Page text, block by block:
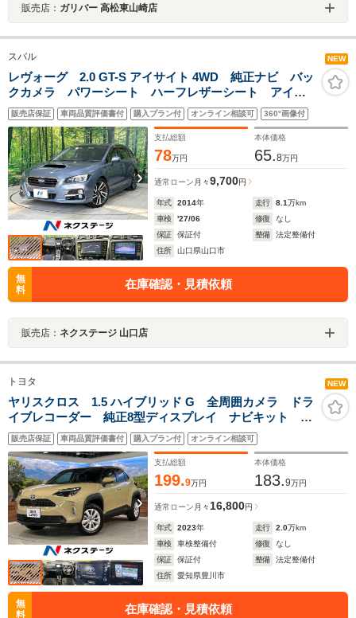
販売店： ガリバー 高松東山崎店
スバル NEW
レヴォーグ 2.0 GT-S アイサイト 4WD 純正ナビ バッ
クカメラ パワーシート ハーフレザーシート アイサ
イトver3 LEDヘッドライト ドラレコ ETC 純正18
インチAW Bluetooth フルセグTV 禁煙車
販売店保証 車両品質評価書付 購入プラン付 オンライン相談可 360°画像付
支払総額
78万円
本体価格
65.8万円
通常ローン 月々9,700円
年式 2014年 走行 8.1万km
車検
'27/06 修復
なし
保証
保証付 整備
法定整備付
住所
山口県山口市
無
料
在庫確認・見積依頼
販売店： ネクステージ 山口店
トヨタ NEW
ヤリスクロス 1.5 ハイブリッド G 全周囲カメラ ドラ
イブレコーダー 純正8型ディスプレイ ナビキット オ
ートハイビーム レーダークルーズ オートライト ス
マートキー オートライト ETC オートエアコン
bluetooth フルセグ
販売店保証 車両品質評価書付 購入プラン付 オンライン相談可
支払総額
199.9万円
本体価格
183.9万円
通常ローン 月々 16,800円
年式 2023年 走行 2.0万km
車検
車検整備付 修復
なし
保証
保証付 整備
法定整備付
住所
愛知県豊川市
無
料
在庫確認・見積依頼